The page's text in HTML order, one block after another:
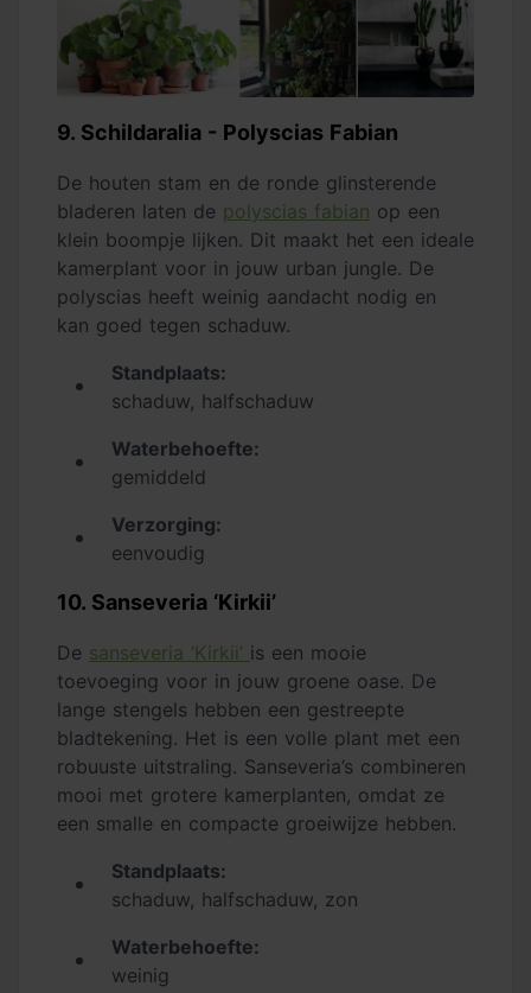
9. Schildaralia - Polyscias Fabian
De houten stam en de ronde glinsterende
bladeren laten de polyscias fabian op een
klein boompje lijken. Dit maakt het een ideale
kamerplant voor in jouw urban jungle. De
polyscias heeft weinig aandacht nodig en
kan goed tegen schaduw.
Standplaats:
schaduw, halfschaduw
Waterbehoefte:
gemiddeld
Verzorging:
eenvoudig
10. Sanseveria ‘Kirkii’
De sanseveria ‘Kirkii’ is een mooie
toevoeging voor in jouw groene oase. De
lange stengels hebben een gestreepte
bladtekening. Het is een volle plant met een
robuuste uitstraling. Sanseveria’s combineren
mooi met grotere kamerplanten, omdat ze
een smalle en compacte groeiwijze hebben.
Standplaats:
schaduw, halfschaduw, zon
Waterbehoefte:
weinig